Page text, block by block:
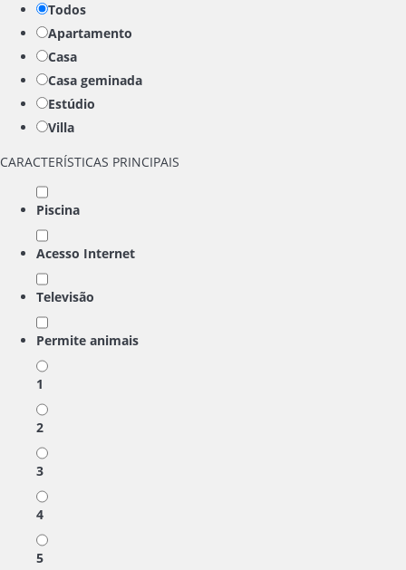
Todos
Apartamento
Casa
Casa geminada
Estúdio
Villa
CARACTERÍSTICAS PRINCIPAIS
Piscina
Acesso Internet
Televisão
Permite animais
1
2
3
4
5